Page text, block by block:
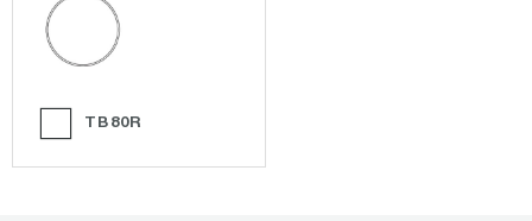
TB80R